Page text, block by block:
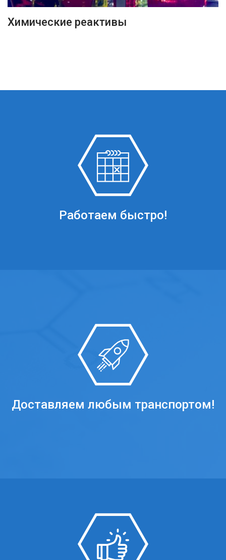
Химические реактивы
Работаем быстро!
Доставляем любым транспортом!